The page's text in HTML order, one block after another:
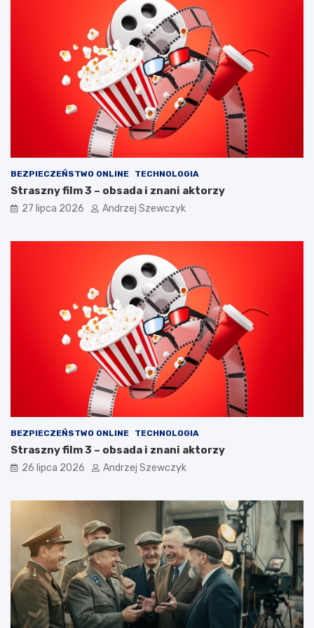
BEZPIECZEŃSTWO ONLINE TECHNOLOGIA
Straszny film 3 – obsada i znani aktorzy
27 lipca 2026 Andrzej Szewczyk
BEZPIECZEŃSTWO ONLINE TECHNOLOGIA
Straszny film 3 – obsada i znani aktorzy
26 lipca 2026 Andrzej Szewczyk